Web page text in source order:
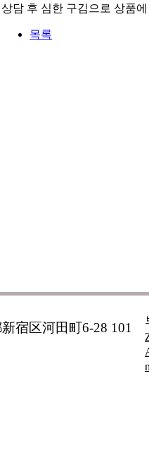
상담 후 심한 구김으로 상품
목록
宿区河田町6-28 101